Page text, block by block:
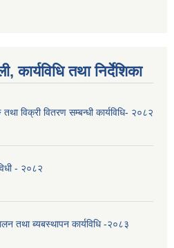
कार्यविधि तथा निर्देशिका
तथा विक्री वितरण सम्बन्धी कार्यविधि- २०८२
- २०८२
तथा ब्यबस्थापन कार्यविधि -२०८३